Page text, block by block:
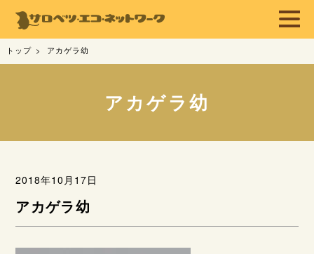
トップ アカゲラ幼
アカゲラ幼
2018年10月17日
アカゲラ幼